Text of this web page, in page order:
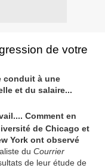
de votre
conduit à une
et du salaire...
Comment en
de Chicago et
York ont observé
du Courrier
de leur étude de